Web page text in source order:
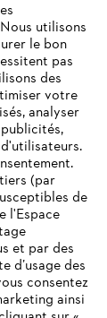
surfaces
des
à fait
clôture avec
Vous
les
vos
en veillant à
avec
fleurissent
avec des
blanches.
utilisons
le bon
pas
des
votre
analyser
(par
de
l'Espace
et par des
d’usage des
consentez
ainsi